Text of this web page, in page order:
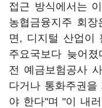
접근 방식에서는
농협금융지주 회
면, 디지털 산업이
주요국보다 늦어
전 예금보험공사
다거나 통화주권을
야 한다"며 "이 내